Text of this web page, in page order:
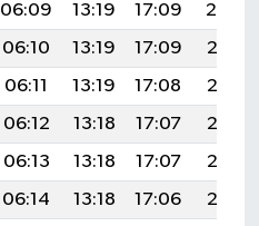
06:09 13:19 17:09
20:19
06:10 13:19 17:09
20:18
06:11 13:19 17:08
20:16
06:12 13:18 17:07
20:15
06:13 13:18 17:07
20:13
06:14 13:18 17:06
20:12